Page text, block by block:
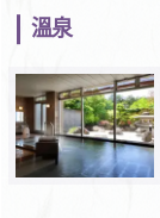
溫泉